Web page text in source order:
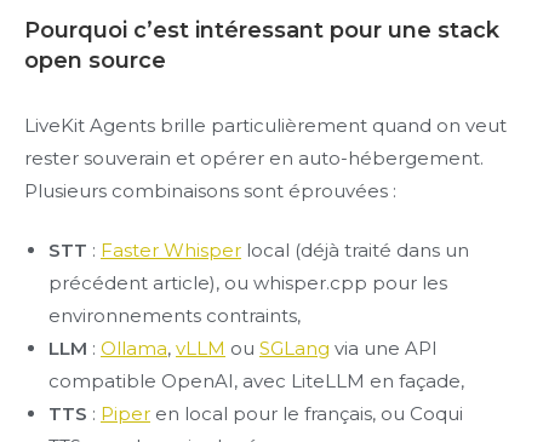
Pourquoi c’est intéressant pour une stack
open source
LiveKit Agents brille particulièrement quand on veut
rester souverain et opérer en auto-hébergement.
Plusieurs combinaisons sont éprouvées :
STT : Faster Whisper local (déjà traité dans un
précédent article), ou whisper.cpp pour les
environnements contraints,
LLM : Ollama, vLLM ou SGLang via une API
compatible OpenAI, avec LiteLLM en façade,
TTS : Piper en local pour le français, ou Coqui